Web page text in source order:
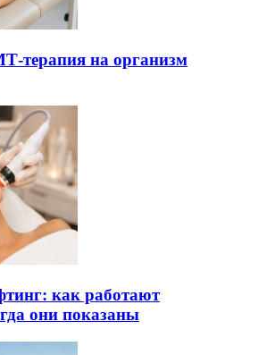
терапия на организм
как работают
они показаны